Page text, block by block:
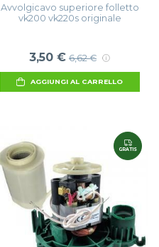
Avvolgicavo superiore folletto
vk200 vk220s originale
3,50 € 6,62 €
AGGIUNGI AL CARRELLO
GRATIS